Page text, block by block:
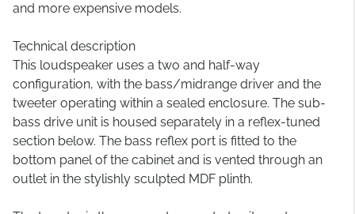
and more expensive models.
Technical description
This loudspeaker uses a two and half-way
configuration, with the bass/midrange driver and the
tweeter operating within a sealed enclosure. The sub-
bass drive unit is housed separately in a reflex-tuned
section below. The bass reflex port is fitted to the
bottom panel of the cabinet and is vented through an
outlet in the stylishly sculpted MDF plinth.